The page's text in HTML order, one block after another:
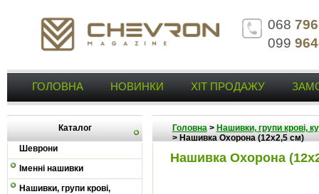
068
099
ГОЛОВНА НОВИНКИ ХІТ ПРОДАЖУ
Каталог
Шеврони
Іменні нашивки
Нашивки, групи крові,
Головна> Нашивки, групи крові,
> Нашивка Охорона (12х2,5 см)
Нашивка Охорона